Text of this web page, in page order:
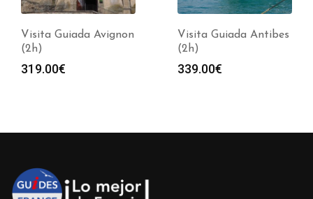
Visita Guiada Avignon
(2h)
319.00€
Visita Guiada Antibes
(2h)
339.00€